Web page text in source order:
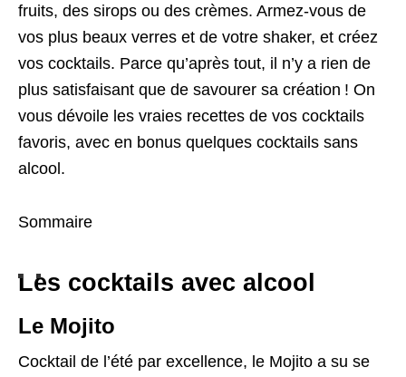
fruits, des sirops ou des crèmes. Armez-vous de
vos plus beaux verres et de votre shaker, et créez
vos cocktails. Parce qu’après tout, il n’y a rien de
plus satisfaisant que de savourer sa création ! On
vous dévoile les vraies recettes de vos cocktails
favoris, avec en bonus quelques cocktails sans
alcool.
Sommaire
Les cocktails avec alcool
Le Mojito
Cocktail de l’été par excellence, le Mojito a su se